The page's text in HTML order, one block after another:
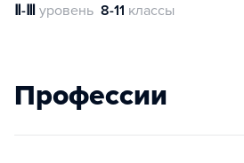
Ⅱ-Ⅲ уровень 8-11 классы
Профессии